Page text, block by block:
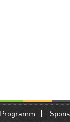
Programm